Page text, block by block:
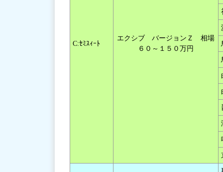
C:ｾﾐｽｨｰﾄ
エクシブ バージョンＺ 相場
６０～１５０万円